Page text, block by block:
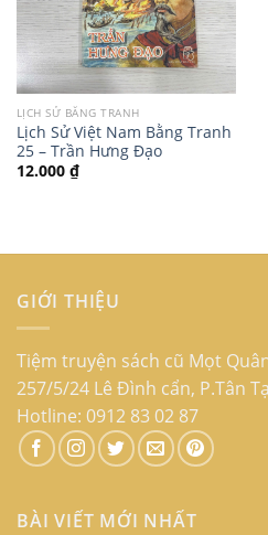
LỊCH SỬ BẰNG TRANH
Lịch Sử Việt Nam Bằng Tranh
25 – Trần Hưng Đạo
12.000 ₫
GIỚI THIỆU
Tiệm truyện sách cũ Mọt
257/5/24 Lê Đình cẩn, P.Tân
Hotline: 0912 83 02 87
BÀI VIẾT MỚI NHẤT